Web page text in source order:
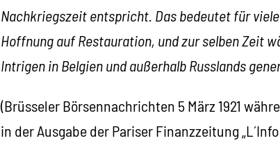
Nachkriegszeit entspricht. Das bedeutet für
Hoffnung auf Restauration, und zur selben Zeit
Intrigen in Belgien und außerhalb Russlands
(Brüsseler Börsennachrichten 5 März 1921
in der Ausgabe der Pariser Finanzzeitung